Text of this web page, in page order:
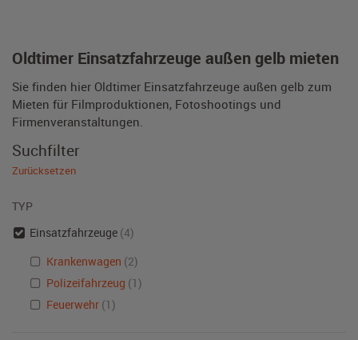
Oldtimer Einsatzfahrzeuge außen gelb mieten
Sie finden hier Oldtimer Einsatzfahrzeuge außen gelb zum
Mieten für Filmproduktionen, Fotoshootings und
Firmenveranstaltungen.
Suchfilter
Zurücksetzen
TYP
Einsatzfahrzeuge (4)
Krankenwagen (2)
Polizeifahrzeug (1)
Feuerwehr (1)